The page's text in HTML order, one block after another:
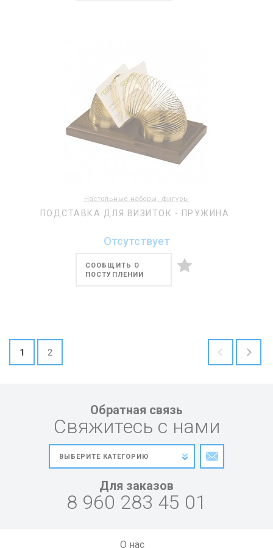
Настольные наборы, фигуры
ПОДСТАВКА ДЛЯ ВИЗИТОК - ПРУЖИНА
Отсутствует
СООБЩИТЬ О
ПОСТУПЛЕНИИ
1 2
Обратная связь
Свяжитесь с нами
Для заказов
8 960 283 45 01
О нас